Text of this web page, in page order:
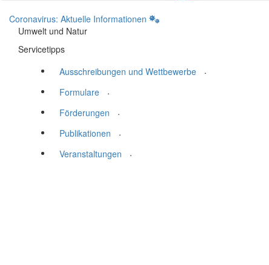
Coronavirus: Aktuelle Informationen
Umwelt und Natur
Servicetipps
Ausschreibungen und Wettbewerbe
.
Formulare
.
Förderungen
.
Publikationen
.
Veranstaltungen
.